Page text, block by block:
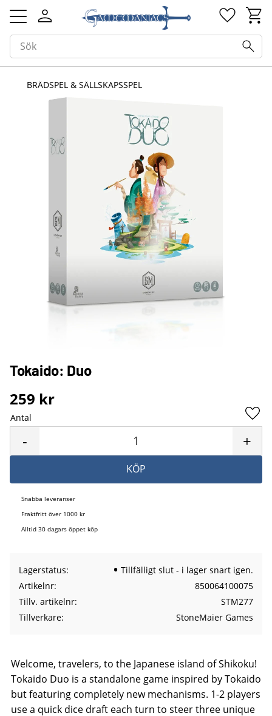
Meny
BRÄDSPEL & SÄLLSKAPSSPEL
Tokaido: Duo
259 kr
Antal
+
-
KÖP
Snabba leveranser
Fraktfritt över 1000 kr
Alltid 30 dagars öppet köp
Lagerstatus
Tillfälligt slut - i lager snart igen.
Artikelnr
850064100075
Tillv. artikelnr
STM277
Tillverkare
StoneMaier Games
Welcome, travelers, to the Japanese island of Shikoku!
Tokaido Duo is a standalone game inspired by Tokaido
but featuring completely new mechanisms. 1-2 players
use a quick dice draft each turn to steer three unique